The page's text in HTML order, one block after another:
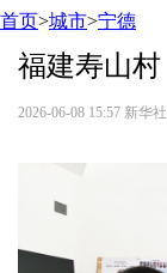
首页>城市>宁德
福建寿山
2026-06-08 15:57 新华